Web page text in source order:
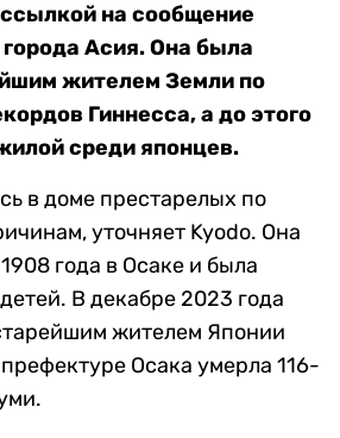
на сообщение
Асия. Она была
жителем Земли по
Гиннесса, а до этого
среди японцев.
в доме престарелых по
уточняет Kyodo. Она
года в Осаке и была
В декабре 2023 года
жителем Японии
префектуре Осака умерла 116-